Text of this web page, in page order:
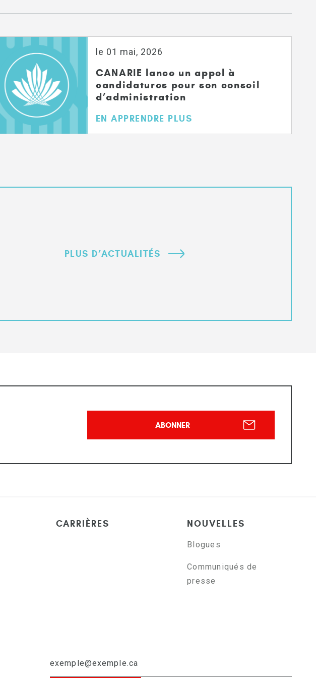
le 01 mai, 2026
CANARIE lance un appel à
candidatures pour son conseil
d’administration
EN APPRENDRE PLUS
PLUS D’ACTUALITÉS
ABONNER
CARRIÈRES NOUVELLES
Blogues
Communiqués de
presse